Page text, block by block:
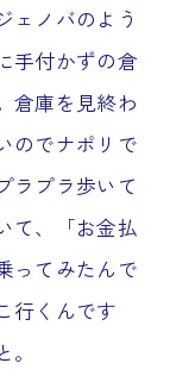
ェノバのよう
手付かずの倉
倉庫を見終わ
のでナポリで
ラプラ歩いて
て、「お金払
ってみたんで
行くんです